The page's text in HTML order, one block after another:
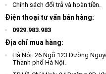
Chính sách đổi trả và hoàn tiền.
Điện thoại tư vấn bán hàng:
0929.983.983
Địa chỉ mua hàng:
Hà Nội: 26 Ngõ 123 Đường
Thành phố Hà Nội.